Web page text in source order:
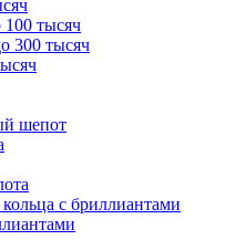
тысяч
300 тысяч
шепот
с бриллиантами